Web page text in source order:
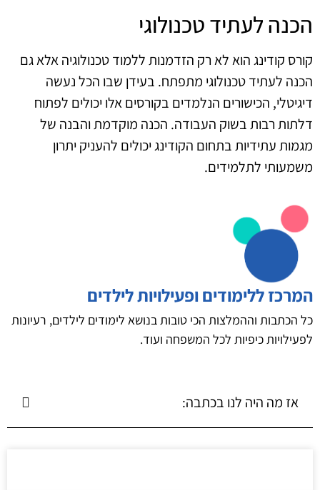
הכנה לעתיד טכנולוגי
קורס קודינג הוא לא רק הזדמנות ללמוד טכנולוגיה אלא גם
הכנה לעתיד טכנולוגי מתפתח. בעידן שבו הכל נעשה
דיגיטלי, הכישורים הנלמדים בקורסים אלו יכולים לפתוח
דלתות רבות בשוק העבודה. הכנה מוקדמת והבנה של
מגמות עתידיות בתחום הקודינג יכולים להעניק יתרון
משמעותי לתלמידים.
המרכז ללימודים ופעילויות לילדים
כל הכתבות וההמלצות הכי טובות בנושא לימודים לילדים, רעיונות
לפעילויות כיפיות לכל המשפחה ועוד.
אז מה היה לנו בכתבה: